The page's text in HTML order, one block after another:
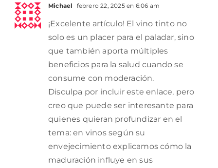
Michael febrero 22, 2025 en 6:06 am
¡Excelente artículo! El vino tinto no
solo es un placer para el paladar, sino
que también aporta múltiples
beneficios para la salud cuando se
consume con moderación.
Disculpa por incluir este enlace, pero
creo que puede ser interesante para
quienes quieran profundizar en el
tema: en vinos según su
envejecimiento explicamos cómo la
maduración influye en sus